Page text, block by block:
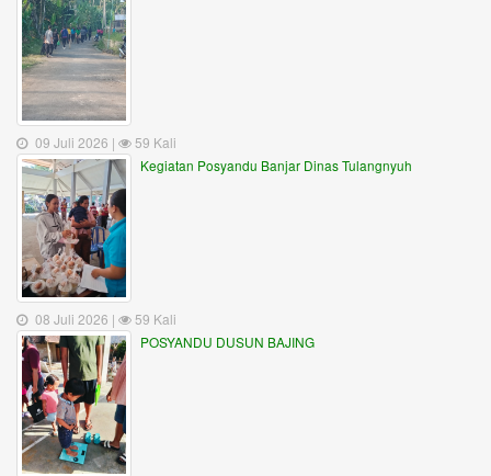
09 Juli 2026 |
59 Kali
Kegiatan Posyandu Banjar Dinas Tulangnyuh
08 Juli 2026 |
59 Kali
POSYANDU DUSUN BAJING